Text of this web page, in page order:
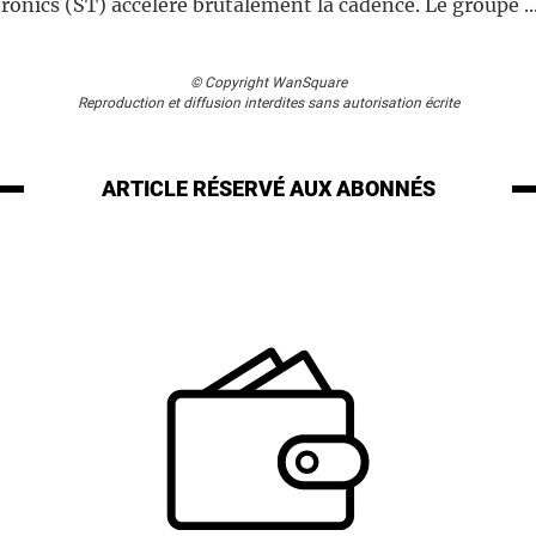
(ST) accélère brutalement la cadence. Le groupe
© Copyright WanSquare
Reproduction et diffusion interdites sans autorisation écrite
ARTICLE RÉSERVÉAUX ABONNÉS